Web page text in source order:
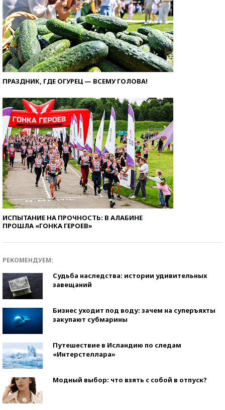
ПРАЗДНИК, ГДЕ ОГУРЕЦ — ВСЕМУ ГОЛОВА!
ИСПЫТАНИЕ НА ПРОЧНОСТЬ: В АЛАБИНЕ
ПРОШЛА «ГОНКА ГЕРОЕВ»
РЕКОМЕНДУЕМ:
Судьба наследства: истории удивительных
завещаний
Бизнес уходит под воду: зачем на суперъяхты
закупают субмарины
Путешествие в Исландию по следам
«Интерстеллара»
Модный выбор: что взять с собой в отпуск?